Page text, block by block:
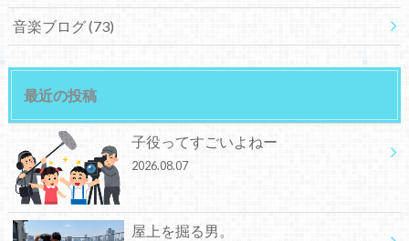
音楽ブログ(73)
最近の投稿
子役ってすごいよねー
2026.08.07
屋上を掘る男。